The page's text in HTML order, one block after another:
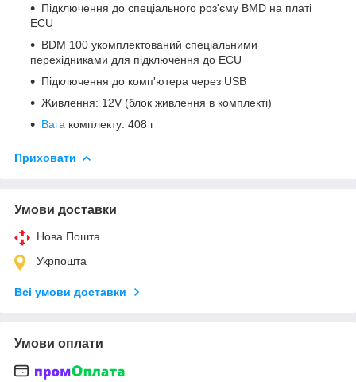
Підключення до спеціального роз'єму BMD на платі
ECU
BDM 100 укомплектований спеціальними
перехідниками для підключення до ECU
Підключення до комп'ютера через USB
Живлення: 12V (блок живлення в комплекті)
Вага комплекту: 408 г
Приховати
Умови доставки
Нова Пошта
Укрпошта
Всі умови доставки
Умови оплати